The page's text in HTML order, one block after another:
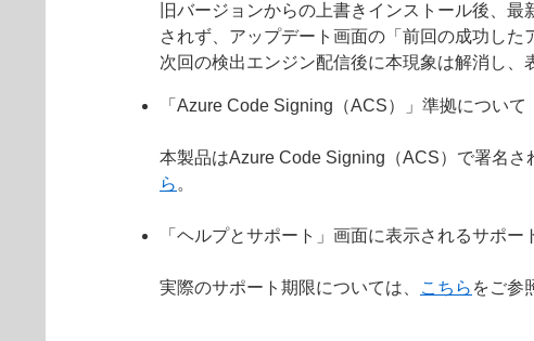
旧バージョンからの上書きインストール後、
されず、アップデート画面の「前回の成功し
次回の検出エンジン配信後に本現象は解消し、
「Azure Code Signing（ACS）」準拠について
本製品はAzure Code Signing（ACS）で署名
ら 。
「ヘルプとサポート」画面に表示されるサポ
実際のサポート期限については、 こちら をご参